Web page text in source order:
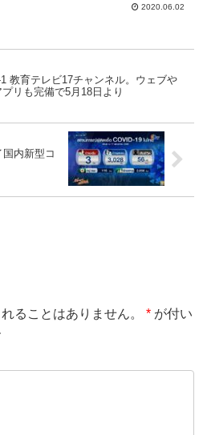
2020.06.02
教育テレビ17チャンネル。ウェブや
プリも完備で5月18日より
内新型コ
ることはありません。 * が付い